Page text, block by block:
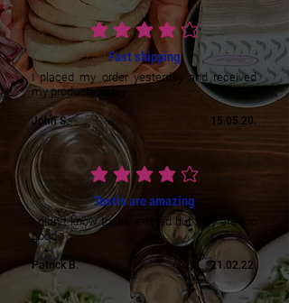
vidējais vērtējums ir 4 no 5
Fast shipping
I placed my order yesterday and received
my products today
John S. 15.05.20.
vidējais vērtējums ir 4 no 5
Tostis are amazing
I didn´t know tostis existed but they are too
good
Patrick B. 21.02.22.